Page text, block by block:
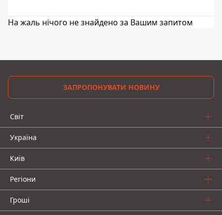
На жаль нічого не знайдено за Вашим запитом
ЗАПРОПОНУВАТИ НОВИНУ
Світ
Україна
Київ
Регіони
Гроші